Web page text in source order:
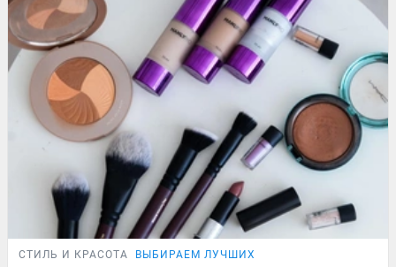
СТИЛЬ И КРАСОТА ВЫБИРАЕМ ЛУЧШИХ